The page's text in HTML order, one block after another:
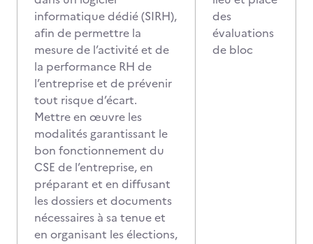
informatique dédié (SIRH),
afin de permettre la
mesure de l’activité et de
la performance RH de
l’entreprise et de prévenir
tout risque d’écart.
Mettre en œuvre les
modalités garantissant le
bon fonctionnement du
CSE de l’entreprise, en
préparant et en diffusant
les dossiers et documents
nécessaires à sa tenue et
en organisant les élections,
des
évaluations
de bloc